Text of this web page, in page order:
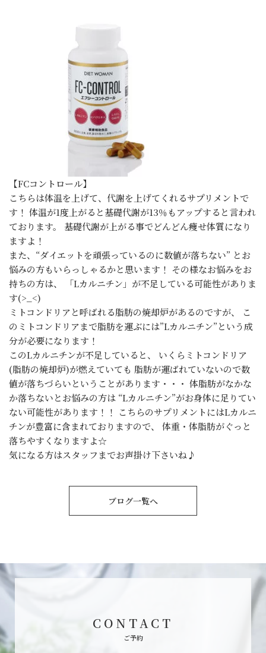
【FCコントロール】
こちらは体温を上げて、代謝を上げてくれるサプリメントで
す！ 体温が1度上がると基礎代謝が13％もアップすると言われ
ております。 基礎代謝が上がる事でどんどん痩せ体質になり
ますよ！
また、“ダイエットを頑張っているのに数値が落ちない” とお
悩みの方もいらっしゃるかと思います！ その様なお悩みをお
持ちの方は、 「Lカルニチン」が不足している可能性がありま
す(>_<)
ミトコンドリアと呼ばれる脂肪の焼却炉があるのですが、 こ
のミトコンドリアまで脂肪を運ぶには”Lカルニチン”という成
分が必要になります！
このLカルニチンが不足していると、 いくらミトコンドリア
(脂肪の焼却炉)が燃えていても 脂肪が運ばれていないので数
値が落ちづらいということがあります・・・ 体脂肪がなかな
か落ちないとお悩みの方は “Lカルニチン”がお身体に足りてい
ない可能性があります！！ こちらのサプリメントにはLカルニ
チンが豊富に含まれておりますので、 体重・体脂肪がぐっと
落ちやすくなりますよ☆
気になる方はスタッフまでお声掛け下さいね♪
ブログ一覧へ
CONTACT
ご予約